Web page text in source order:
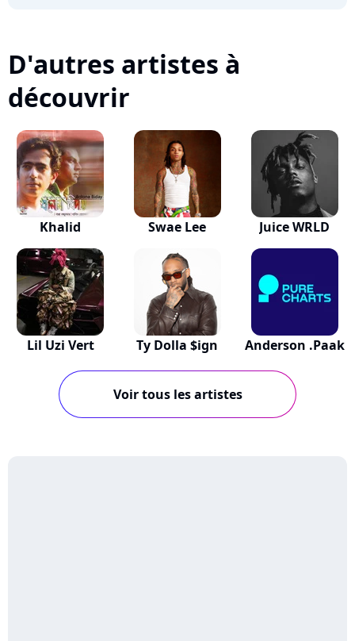
D'autres artistes à
découvrir
Khalid Swae Lee Juice WRLD
Lil Uzi Vert Ty Dolla $ign Anderson .Paak
Voir tous les artistes